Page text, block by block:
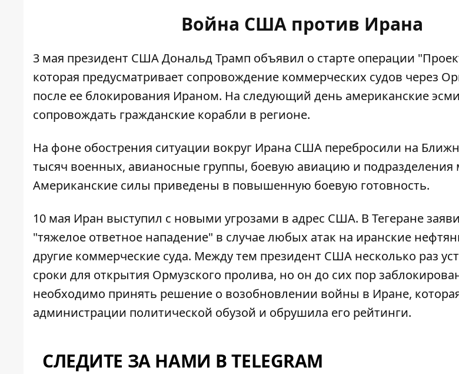
Война США против Ирана
3 мая президент США Дональд Трамп объявил о старте операции
которая предусматривает сопровождение коммерческих судов через
после ее блокирования Ираном. На следующий день американские
сопровождать гражданские корабли в регионе.
На фоне обострения ситуации вокруг Ирана США перебросили на
тысяч военных, авианосные группы, боевую авиацию и подразделения
Американские силы приведены в повышенную боевую готовность.
10 мая Иран выступил с новыми угрозами в адрес США. В Тегеране
"тяжелое ответное нападение" в случае любых атак на иранские
другие коммерческие суда. Между тем президент США несколько раз
сроки для открытия Ормузского пролива, но он до сих пор
необходимо принять решение о возобновлении войны в Иране, которая
администрации политической обузой и обрушила его рейтинги.
СЛЕДИТЕ ЗА НАМИ В TELEGRAM